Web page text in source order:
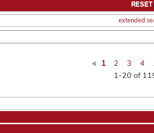
extended
1 2 3 4
1-20 of